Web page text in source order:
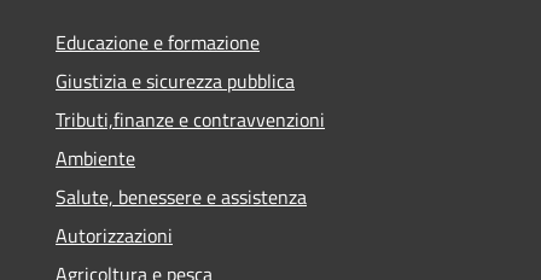
Educazione e formazione
Giustizia e sicurezza pubblica
Tributi,finanze e contravvenzioni
Ambiente
Salute, benessere e assistenza
Autorizzazioni
Agricoltura e pesca